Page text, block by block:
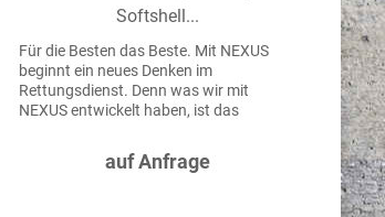
Softshell...
Für die Besten das Beste. Mit NEXUS
beginnt ein neues Denken im
Rettungsdienst. Denn was wir mit
NEXUS entwickelt haben, ist das
Nähe zur Praxis und dem Anspruch, den
Standard nicht nur zu erfüllen,...
auf Anfrage